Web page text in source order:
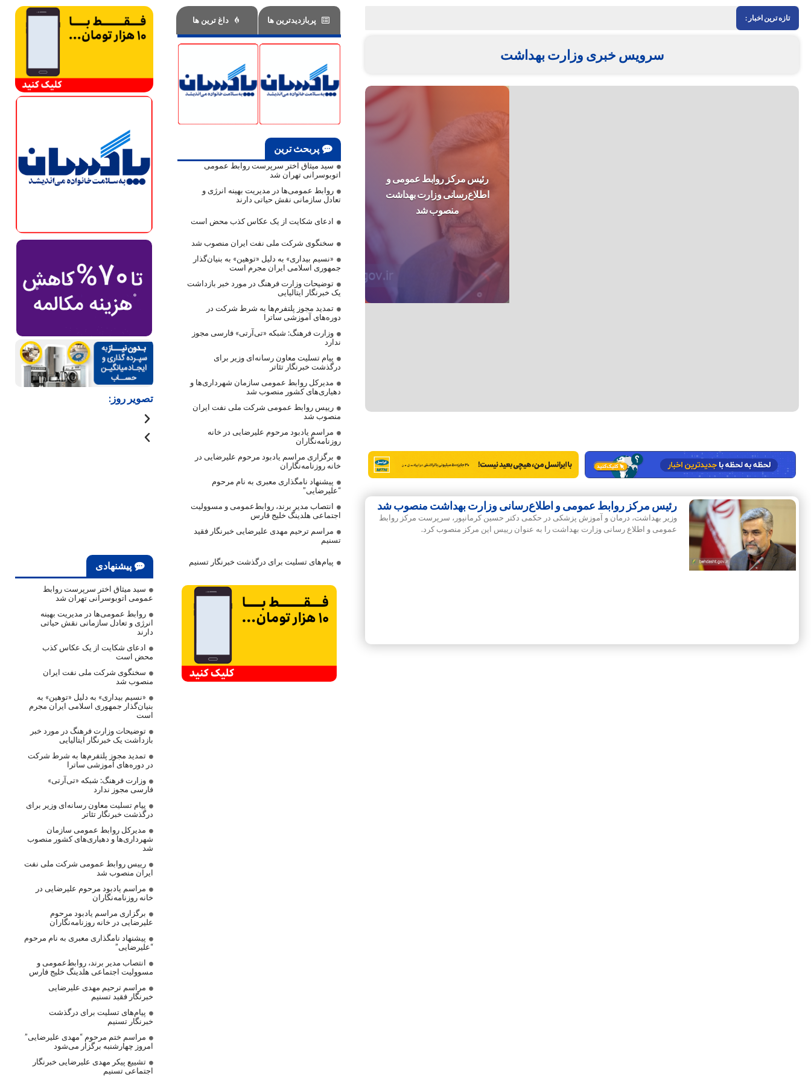
تازه ترین اخبار :
سرویس خبری وزارت بهداشت
رئیس مرکز روابط عمومی و
اطلاع‌رسانی وزارت بهداشت
منصوب شد
رئیس مرکز روابط عمومی و اطلاع‌رسانی وزارت بهداشت منصوب شد
وزیر بهداشت، درمان و آموزش پزشکی در حکمی دکتر حسین کرمانپور، سرپرست مرکز روابط‌
عمومی و اطلاع رسانی وزارت بهداشت را به عنوان رییس این مرکز منصوب کرد.
پربازدیدترین ها داغ ترین ها
پربحث ترین
سید میثاق اختر سرپرست روابط عمومی
اتوبوسرانی تهران شد
روابط عمومی‌ها در مدیریت بهینه انرژی و
تعادل سازمانی نقش حیاتی دارند
ادعای شکایت از یک عکاس کذب محض است
سخنگوی شرکت ملی نفت ایران منصوب شد
«نسیم بیداری» به دلیل «توهین» به بنیان‌گذار
جمهوری اسلامی ایران مجرم است
توضیحات وزارت فرهنگ در مورد خبر بازداشت
یک خبرنگار ایتالیایی
تمدید مجوز پلتفرم‌ها به شرط شرکت در
دوره‌های آموزشی ساترا
وزارت فرهنگ: شبکه «تی‌آرتی» فارسی مجوز
ندارد
پیام تسلیت معاون رسانه‌ای وزیر برای
درگذشت خبرنگار تئاتر
مدیرکل روابط عمومی سازمان شهرداری‌ها و
دهیاری‌های کشور منصوب شد
رییس روابط عمومی شرکت ملی نفت ایران
منصوب شد
مراسم یادبود مرحوم علیرضایی در خانه
روزنامه‌نگاران
برگزاری مراسم یادبود مرحوم علیرضایی در
خانه روزنامه‌نگاران
پیشنهاد نامگذاری معبری به نام مرحوم
“علیرضایی”
انتصاب مدیر برند، روابط‌عمومی و مسوولیت
اجتماعی هلدینگ خلیج فارس
مراسم ترحیم مهدی علیرضایی خبرنگار فقید
تسنیم
پیام‌های تسلیت برای درگذشت خبرنگار تسنیم
تصویر روز:
پیشنهادی
سید میثاق اختر سرپرست روابط
عمومی اتوبوسرانی تهران شد
روابط عمومی‌ها در مدیریت بهینه
انرژی و تعادل سازمانی نقش حیاتی
دارند
ادعای شکایت از یک عکاس کذب
محض است
سخنگوی شرکت ملی نفت ایران
منصوب شد
«نسیم بیداری» به دلیل «توهین» به
بنیان‌گذار جمهوری اسلامی ایران مجرم
است
توضیحات وزارت فرهنگ در مورد خبر
بازداشت یک خبرنگار ایتالیایی
تمدید مجوز پلتفرم‌ها به شرط شرکت
در دوره‌های آموزشی ساترا
وزارت فرهنگ: شبکه «تی‌آرتی»
فارسی مجوز ندارد
پیام تسلیت معاون رسانه‌ای وزیر برای
درگذشت خبرنگار تئاتر
مدیرکل روابط عمومی سازمان
شهرداری‌ها و دهیاری‌های کشور منصوب
شد
رییس روابط عمومی شرکت ملی نفت
ایران منصوب شد
مراسم یادبود مرحوم علیرضایی در
خانه روزنامه‌نگاران
برگزاری مراسم یادبود مرحوم
علیرضایی در خانه روزنامه‌نگاران
پیشنهاد نامگذاری معبری به نام مرحوم
“علیرضایی”
انتصاب مدیر برند، روابط‌عمومی و
مسوولیت اجتماعی هلدینگ خلیج فارس
مراسم ترحیم مهدی علیرضایی
خبرنگار فقید تسنیم
پیام‌های تسلیت برای درگذشت
خبرنگار تسنیم
مراسم ختم مرحوم “مهدی علیرضایی”
امروز چهارشنبه برگزار می‌شود
تشییع پیکر مهدی علیرضایی خبرنگار
اجتماعی تسنیم